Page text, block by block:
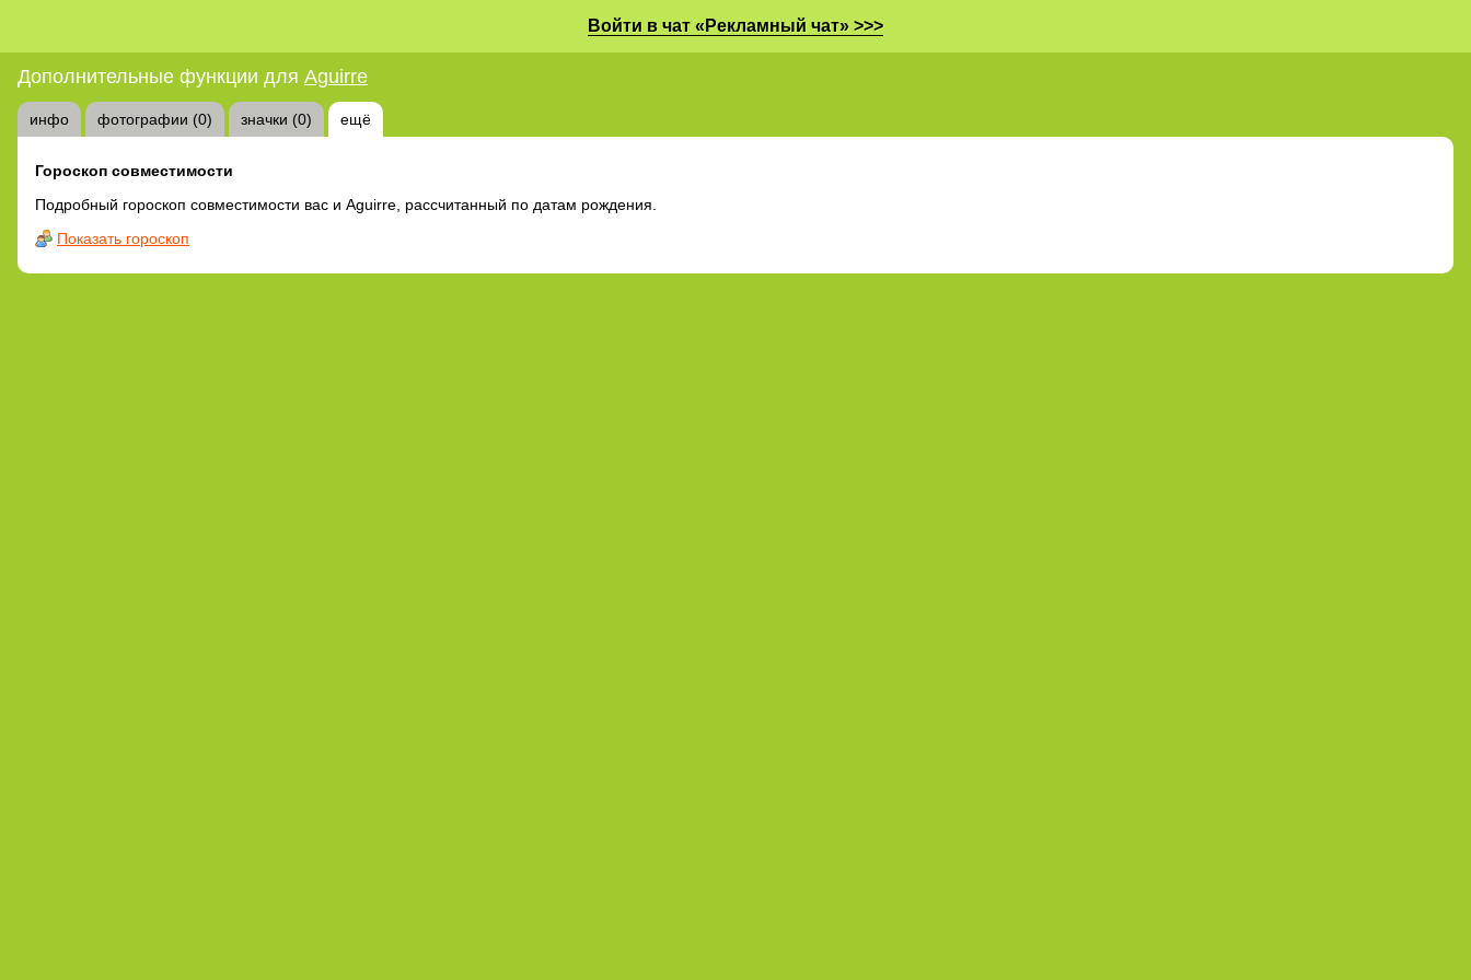
Войти в чат «Рекламный чат» >>>
Дополнительные функции для Aguirre
инфо фотографии (0) значки (0) ещё
Гороскоп совместимости
Подробный гороскоп совместимости вас и Aguirre, рассчитанный по датам рождения.
Показать гороскоп